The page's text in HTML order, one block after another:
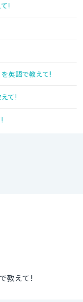
!
英語で教えて!
て!
教えて!